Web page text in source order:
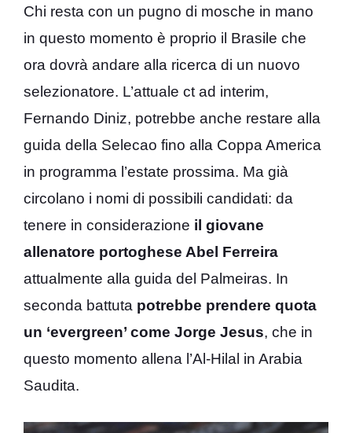
Chi resta con un pugno di mosche in mano
in questo momento è proprio il Brasile che
ora dovrà andare alla ricerca di un nuovo
selezionatore. L’attuale ct ad interim,
Fernando Diniz, potrebbe anche restare alla
guida della Selecao fino alla Coppa America
in programma l’estate prossima. Ma già
circolano i nomi di possibili candidati: da
tenere in considerazione il giovane
allenatore portoghese Abel Ferreira
attualmente alla guida del Palmeiras. In
seconda battuta potrebbe prendere quota
un ‘evergreen’ come Jorge Jesus, che in
questo momento allena l’Al-Hilal in Arabia
Saudita.